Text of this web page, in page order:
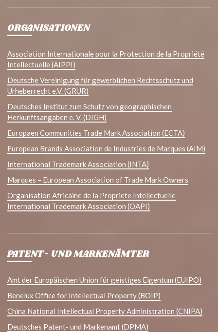
ORGANISATIONEN
Association Internationale pour la Protection de la Propriété
Intellectuelle (AIPPI)
Deutsche Vereinigung für gewerblichen Rechtsschutz und
Urheberrecht e.V. (GRUR)
Deutsches Institut zum Schutz von geographischen
Herkunftsangaben e. V. (DIGH)
Europaen Communities Trade Mark Association (ECTA)
European Brands Association de Industries de Marques (AIM)
International Trademark Association (INTA)
Marques – European Association of Trade Mark Owners
Organisation Africaine de la Propriete Intellectuelle
International Trademark Association (OAPI)
PATENT- UND MARKENÄMTER
Amt der Europäischen Union für geistiges Eigentum (EUIPO)
Benelux Office for Intellectual Property (BOIP)
China National Intellectual Property Administration (CNIPA)
Deutsches Patent- und Markenamt (DPMA)